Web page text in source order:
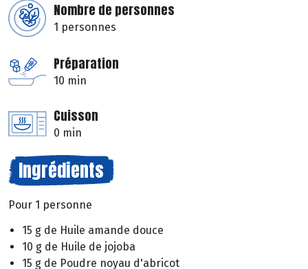
Nombre de personnes
1 personnes
Préparation
10 min
Cuisson
0 min
Ingrédients
Pour 1 personne
15 g de Huile amande douce
10 g de Huile de jojoba
15 g de Poudre noyau d'abricot